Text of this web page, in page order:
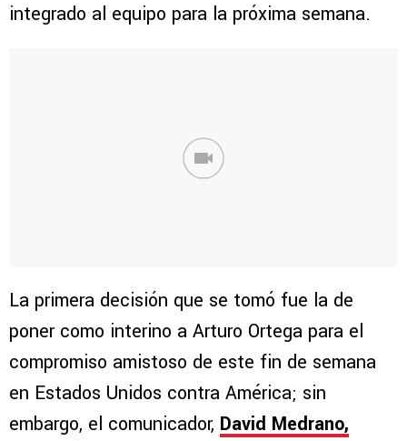
integrado al equipo para la próxima semana.
La primera decisión que se tomó fue la de
poner como interino a Arturo Ortega para el
compromiso amistoso de este fin de semana
en Estados Unidos contra América; sin
embargo, el comunicador, David Medrano,